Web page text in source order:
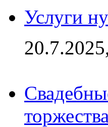
Услуги
торжества